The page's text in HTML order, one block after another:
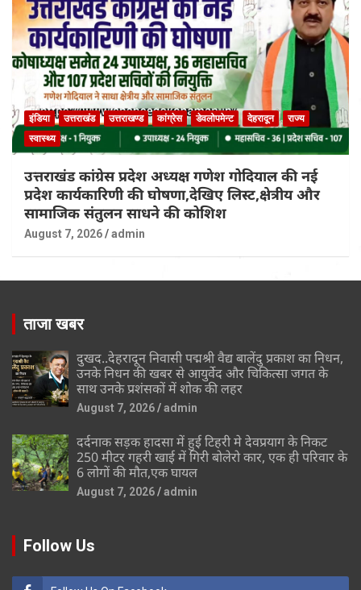
इंडिया उत्तराखंड उत्तराखण्ड कांग्रेस डेवलोपमेन्ट देहरादून
राज्य
स्वास्थ्य
उत्तराखंड कांग्रेस प्रदेश अध्यक्ष गणेश गोदियाल की नई
प्रदेश कार्यकारिणी की घोषणा,देखिए लिस्ट,क्षेत्रीय और
सामाजिक संतुलन साधने की कोशिश
August 7, 2026 admin
ताजा खबर
दुखद..देहरादून निवासी पद्मश्री वैद्य बालेंदु प्रकाश का निधन,
उनके निधन की खबर से आयुर्वेद और चिकित्सा जगत के
साथ उनके प्रशंसकों में शोक की लहर
August 7, 2026 admin
दर्दनाक सड़क हादसा में हुई टिहरी मे देवप्रयाग के निकट
250 मीटर गहरी खाई में गिरी बोलेरो कार, एक ही परिवार के
6 लोगों की मौत,एक घायल
August 7, 2026 admin
Follow Us